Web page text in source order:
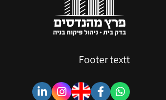
Footer textt